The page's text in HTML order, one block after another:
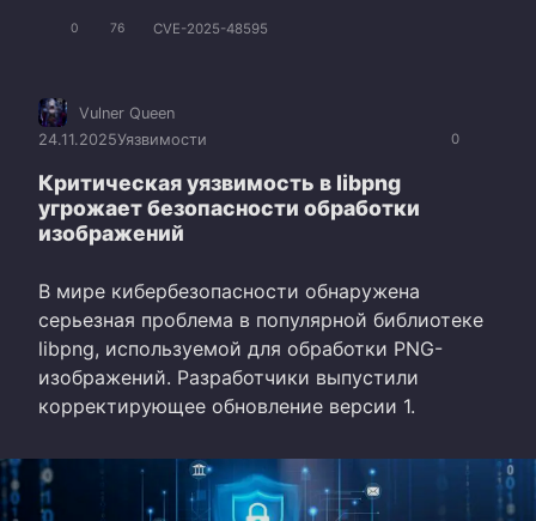
0 76 CVE-2025-48595
0
Vulner Queen
24.11.2025Уязвимости
Критическая уязвимость в libpng
угрожает безопасности обработки
изображений
В мире кибербезопасности обнаружена
серьезная проблема в популярной библиотеке
libpng, используемой для обработки PNG-
изображений. Разработчики выпустили
корректирующее обновление версии 1.